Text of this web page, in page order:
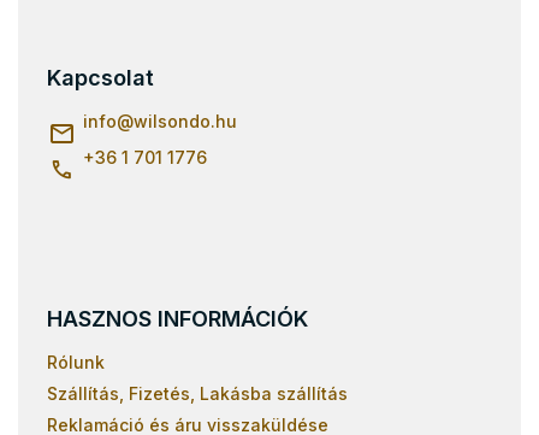
Kapcsolat
info@wilsondo.hu
+36 1 701 1776
HASZNOS INFORMÁCIÓK
Rólunk
Szállítás, Fizetés, Lakásba szállítás
Reklamáció és áru visszaküldése